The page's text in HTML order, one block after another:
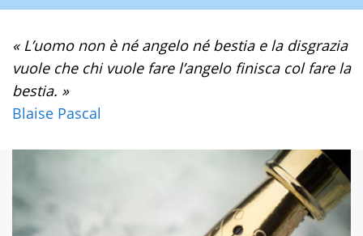
« L’uomo non è né angelo né bestia e la disgrazia
vuole che chi vuole fare l’angelo finisca col fare la
bestia. »
Blaise Pascal